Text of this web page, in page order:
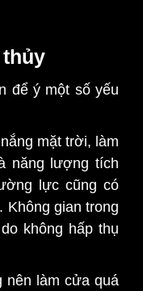
để ý một số yếu
mặt trời, làm
năng lượng tích
lực cũng có
Không gian trong
không hấp thụ
nên làm cửa quá